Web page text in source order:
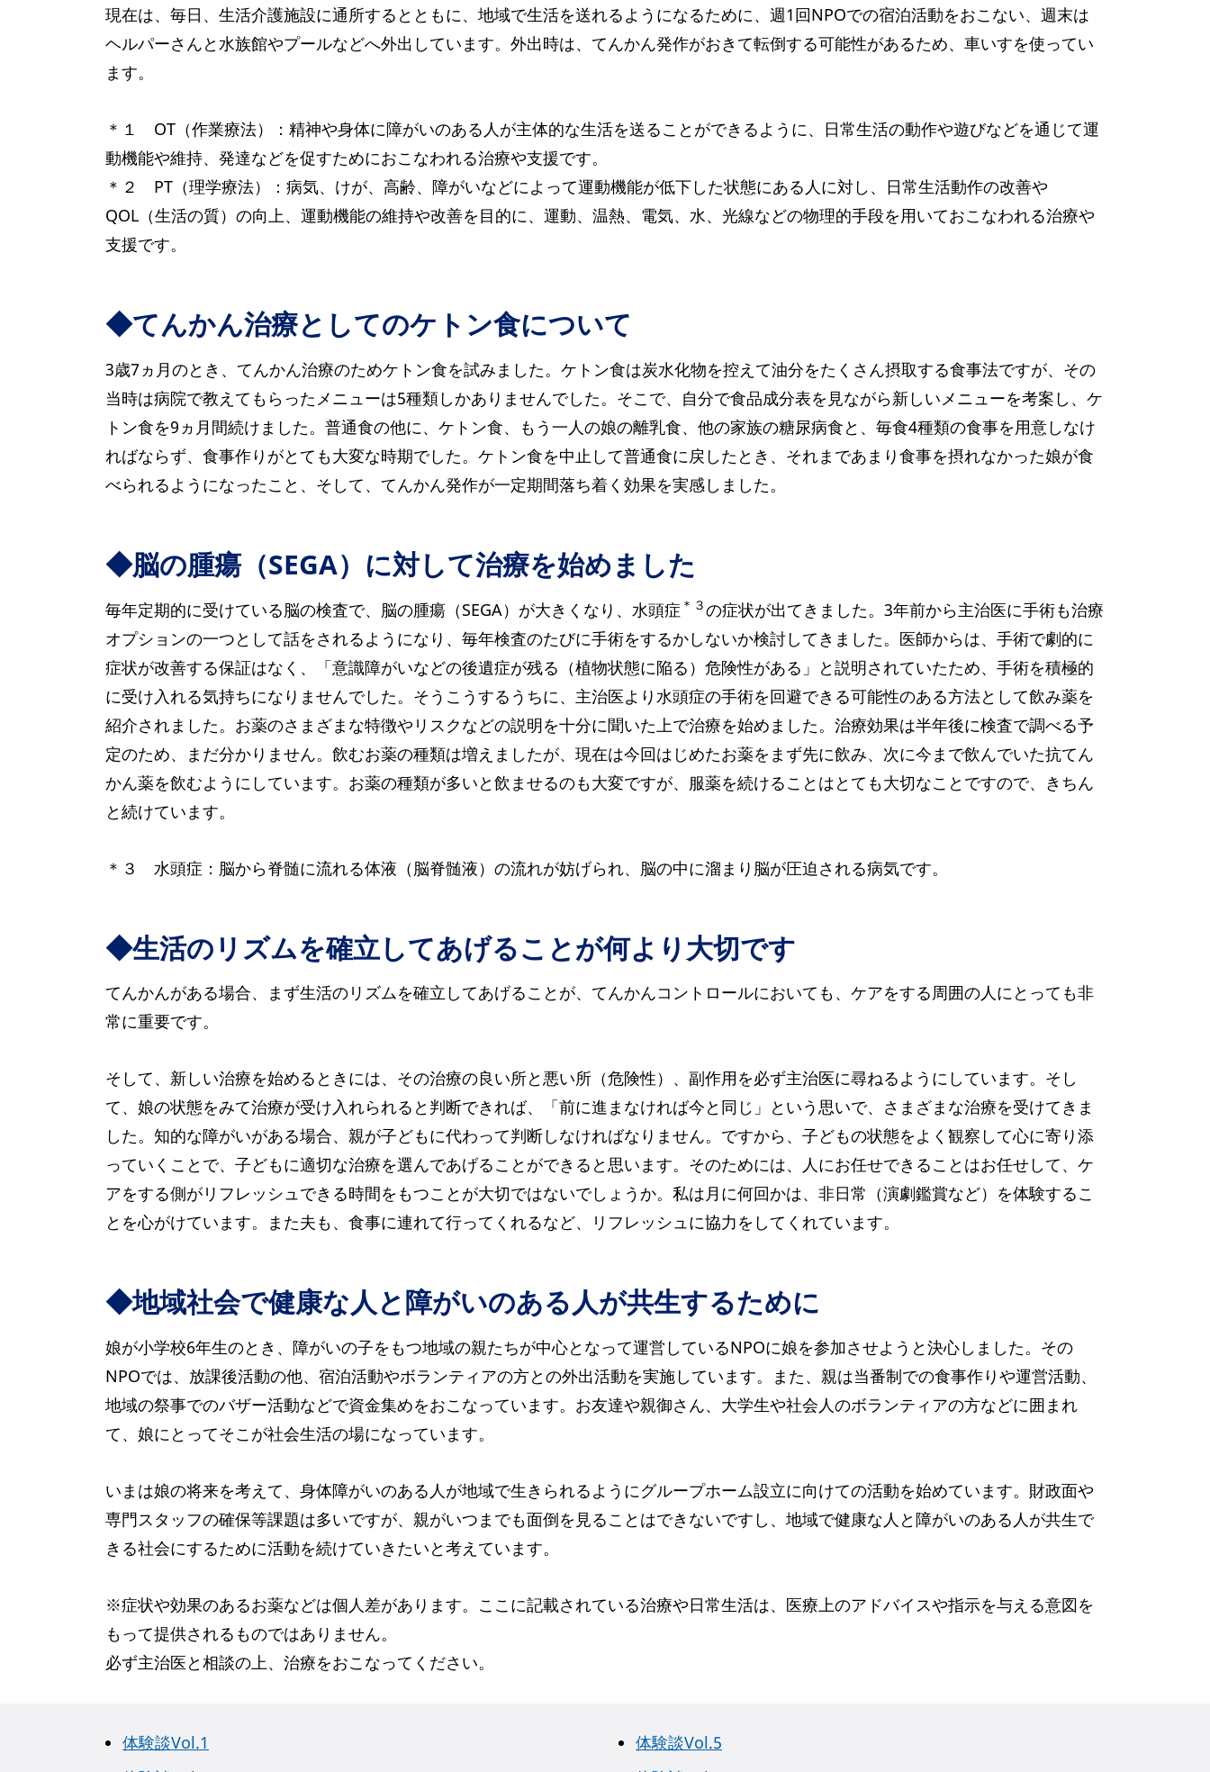
現在は、毎日、生活介護施設に通所するとともに、地域で生活を送れるようになるために、週1回NPOでの宿泊活動をおこない、週末は
ヘルパーさんと水族館やプールなどへ外出しています。外出時は、てんかん発作がおきて転倒する可能性があるため、車いすを使ってい
ます。
＊１ OT（作業療法）：精神や身体に障がいのある人が主体的な生活を送ることができるように、日常生活の動作や遊びなどを通じて運
動機能や維持、発達などを促すためにおこなわれる治療や支援です。
＊２ PT（理学療法）：病気、けが、高齢、障がいなどによって運動機能が低下した状態にある人に対し、日常生活動作の改善や
QOL（生活の質）の向上、運動機能の維持や改善を目的に、運動、温熱、電気、水、光線などの物理的手段を用いておこなわれる治療や
支援です。
◆てんかん治療としてのケトン食について
3歳7ヵ月のとき、てんかん治療のためケトン食を試みました。ケトン食は炭水化物を控えて油分をたくさん摂取する食事法ですが、その
当時は病院で教えてもらったメニューは5種類しかありませんでした。そこで、自分で食品成分表を見ながら新しいメニューを考案し、ケ
トン食を9ヵ月間続けました。普通食の他に、ケトン食、もう一人の娘の離乳食、他の家族の糖尿病食と、毎食4種類の食事を用意しなけ
ればならず、食事作りがとても大変な時期でした。ケトン食を中止して普通食に戻したとき、それまであまり食事を摂れなかった娘が食
べられるようになったこと、そして、てんかん発作が一定期間落ち着く効果を実感しました。
◆脳の腫瘍（SEGA）に対して治療を始めました
毎年定期的に受けている脳の検査で、脳の腫瘍（SEGA）が大きくなり、水頭症 ＊３の症状が出てきました。3年前から主治医に手術も治療
オプションの一つとして話をされるようになり、毎年検査のたびに手術をするかしないか検討してきました。医師からは、手術で劇的に
症状が改善する保証はなく、「意識障がいなどの後遺症が残る（植物状態に陥る）危険性がある」と説明されていたため、手術を積極的
に受け入れる気持ちになりませんでした。そうこうするうちに、主治医より水頭症の手術を回避できる可能性のある方法として飲み薬を
紹介されました。お薬のさまざまな特徴やリスクなどの説明を十分に聞いた上で治療を始めました。治療効果は半年後に検査で調べる予
定のため、まだ分かりません。飲むお薬の種類は増えましたが、現在は今回はじめたお薬をまず先に飲み、次に今まで飲んでいた抗てん
かん薬を飲むようにしています。お薬の種類が多いと飲ませるのも大変ですが、服薬を続けることはとても大切なことですので、きちん
と続けています。
＊３ 水頭症：脳から脊髄に流れる体液（脳脊髄液）の流れが妨げられ、脳の中に溜まり脳が圧迫される病気です。
◆生活のリズムを確立してあげることが何より大切です
てんかんがある場合、まず生活のリズムを確立してあげることが、てんかんコントロールにおいても、ケアをする周囲の人にとっても非
常に重要です。
そして、新しい治療を始めるときには、その治療の良い所と悪い所（危険性）、副作用を必ず主治医に尋ねるようにしています。そし
て、娘の状態をみて治療が受け入れられると判断できれば、「前に進まなければ今と同じ」という思いで、さまざまな治療を受けてきま
した。知的な障がいがある場合、親が子どもに代わって判断しなければなりません。ですから、子どもの状態をよく観察して心に寄り添
っていくことで、子どもに適切な治療を選んであげることができると思います。そのためには、人にお任せできることはお任せして、ケ
アをする側がリフレッシュできる時間をもつことが大切ではないでしょうか。私は月に何回かは、非日常（演劇鑑賞など）を体験するこ
とを心がけています。また夫も、食事に連れて行ってくれるなど、リフレッシュに協力をしてくれています。
◆地域社会で健康な人と障がいのある人が共生するために
娘が小学校6年生のとき、障がいの子をもつ地域の親たちが中心となって運営しているNPOに娘を参加させようと決心しました。その
NPOでは、放課後活動の他、宿泊活動やボランティアの方との外出活動を実施しています。また、親は当番制での食事作りや運営活動、
地域の祭事でのバザー活動などで資金集めをおこなっています。お友達や親御さん、大学生や社会人のボランティアの方などに囲まれ
て、娘にとってそこが社会生活の場になっています。
いまは娘の将来を考えて、身体障がいのある人が地域で生きられるようにグループホーム設立に向けての活動を始めています。財政面や
専門スタッフの確保等課題は多いですが、親がいつまでも面倒を見ることはできないですし、地域で健康な人と障がいのある人が共生で
きる社会にするために活動を続けていきたいと考えています。
※症状や効果のあるお薬などは個人差があります。ここに記載されている治療や日常生活は、医療上のアドバイスや指示を与える意図を
もって提供されるものではありません。
必ず主治医と相談の上、治療をおこなってください。
体験談Vol.1
体験談Vol.5